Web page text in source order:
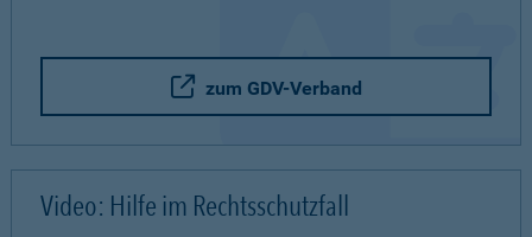
zum GDV-Verband
Video: Hilfe im Rechtsschutzfall